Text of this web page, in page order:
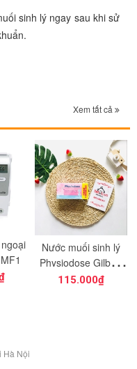
sinh lý ngay sau khi sử
Xem tất cả
Nước muối sinh lý
Physiodose Gilbert
Pháp hồng 40 ống
115.000₫
Hà Nội